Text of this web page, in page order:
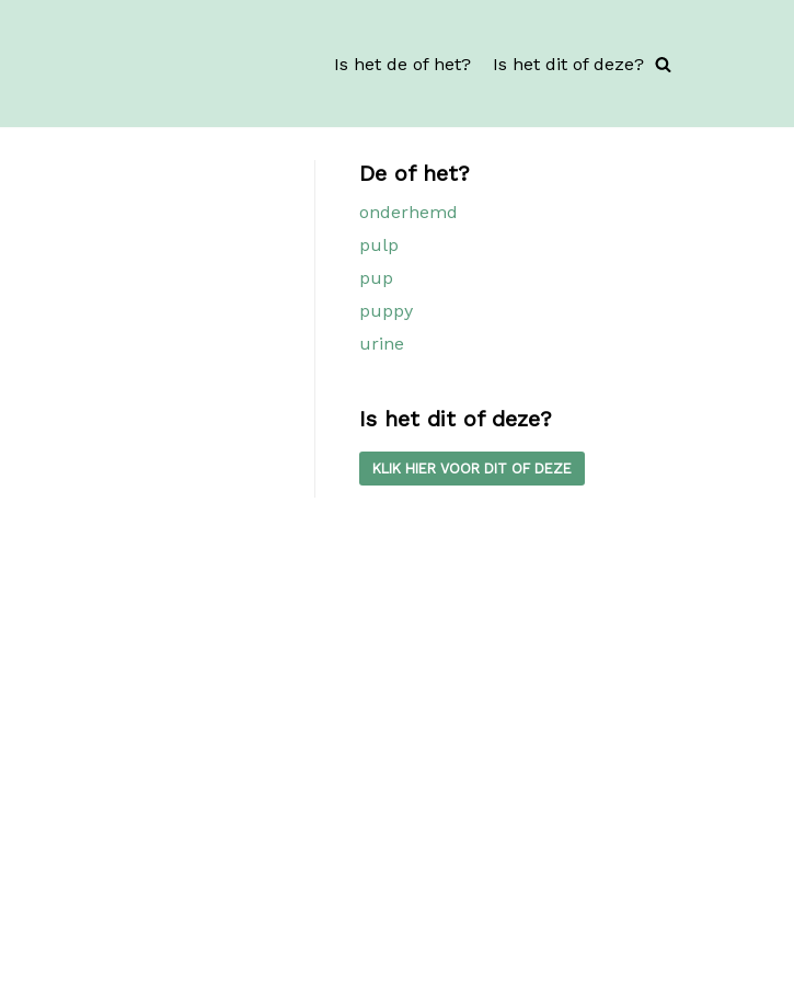
Is het de of het? Is het dit of deze?
De of het?
onderhemd
pulp
pup
puppy
urine
Is het dit of deze?
KLIK HIER VOOR DIT OF DEZE